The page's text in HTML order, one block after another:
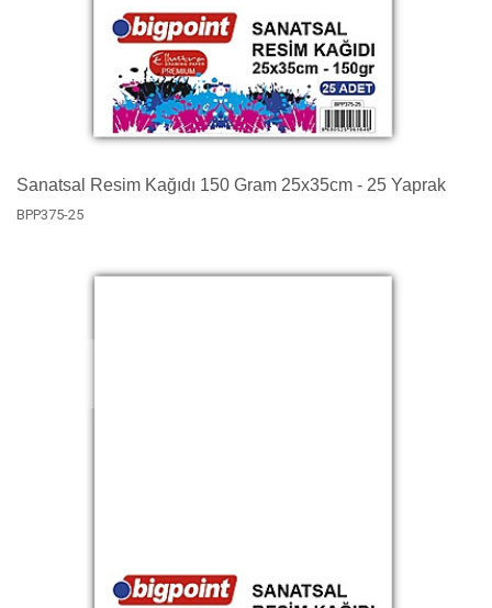
Sanatsal Resim Kağıdı 150 Gram 25x35cm - 25 Yaprak
BPP375-25